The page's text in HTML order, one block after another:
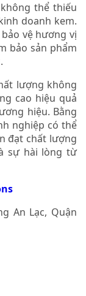
thể thiếu
doanh kem.
vệ hương vị
bảo sản phẩm
lượng không
cao hiệu quả
hiệu. Bằng
nghiệp có thể
đạt chất lượng
sự hài lòng từ
An Lạc, Quận